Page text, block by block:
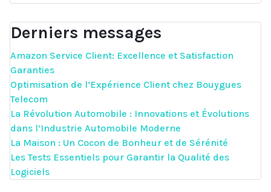
Derniers messages
Amazon Service Client: Excellence et Satisfaction
Garanties
Optimisation de l’Expérience Client chez Bouygues
Telecom
La Révolution Automobile : Innovations et Évolutions
dans l’Industrie Automobile Moderne
La Maison : Un Cocon de Bonheur et de Sérénité
Les Tests Essentiels pour Garantir la Qualité des
Logiciels